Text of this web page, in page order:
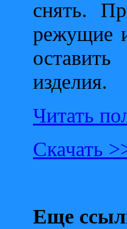
снять.
режущие
изделия.
Читать
Скачать
Еще